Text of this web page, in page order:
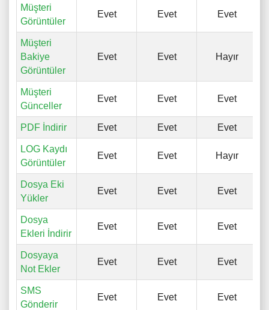
Müşteri
Görüntüler
Evet Evet Evet
Müşteri
Bakiye
Görüntüler
Evet Evet Hayır
Müşteri
Günceller
Evet Evet Evet
PDF İndirir Evet Evet Evet
LOG Kaydı
Görüntüler
Evet Evet Hayır
Dosya Eki
Yükler
Evet Evet Evet
Dosya
Ekleri İndirir
Evet Evet Evet
Dosyaya
Not Ekler
Evet Evet Evet
SMS
Gönderir
Evet Evet Evet